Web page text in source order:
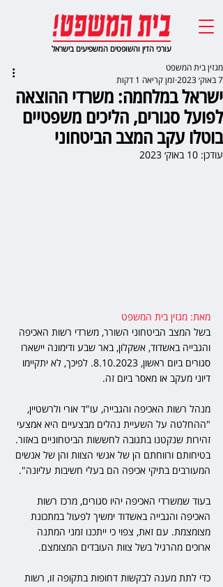
עורכי הדין והשופטים המשפיעים בישראל
ישראל במלחמה: משרדי ההוצאה
לפועל סגורים, הליכים משפטיים
בוטלו עקב המצב הביטחוני
מגזין בית המשפט
7 באוק׳ 2023
זמן קריאה 1 דקות
עודכן: 10 באוק׳ 2023
מאת: מגזין בית המשפט
בשל המצב הביטחוני השורר, משרדי רשות האכיפה
והגבייה באשדוד, אשקלון, באר שבע ודימונה יישארו
סגורים ביום ראשון, 8.10.2023. לפיכך, לא יתקיימו
דיוני מעקב או מאסר ביום זה.
מנהל רשות האכיפה והגבייה, עו"ד אורי ולרשטיין,
"ההחלטה על השעיית נהלים מבצעיים היא אמצעי
זהירות שנקטנו בתגובה לחששות הביטחוניים באזור.
בטיחותם ורווחתם הן של אנשי הצוות והן של אנשים
המעורבים בתיקי אכיפה הם בעלי חשיבות עליונה".
בעוד שמשרדי האכיפה יהיו סגורים, מרכז רשות
האכיפה והגבייה באשדוד ימשיך לפעול במתכונת
מצומצמת. עם זאת, צפוי כי ייתכנו זמני המתנה
ארוכים מהרגיל בשל צוות העובדים המצומצם.
כדי לתת מענה לבקשות דחופות בתקופה זו, רשות